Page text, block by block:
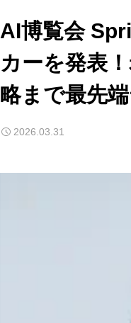
AI博覧会
カーを発表
略まで最先
2026.03.31